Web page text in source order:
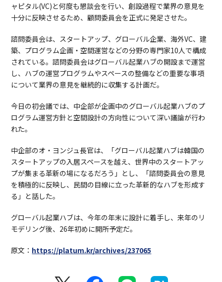
ャピタル(VC)と何度も懇談会を行い、創設過程で業界の意見を
十分に反映させるため、顧問委員会を正式に発足させた。
諮問委員会は、スタートアップ、グローバル企業、海外VC、建
築、プログラム企画・空間運営などの分野の専門家10人で構成
されている。諮問委員会はグローバル起業ハブの開設まで運営
し、ハブの運営プログラムやスペースの整備などの重要な事項
について業界の意見を継続的に収集する計画だ。
今日の初会議では、中企部が企画中のグローバル起業ハブのプ
ログラム運営方針と空間設計の方向性について深い議論が行わ
れた。
中企部のオ・ヨンジュ長官は、「グローバル起業ハブは韓国の
スタートアップの入居スペースを越え、世界中のスタートアッ
プが集まる革新の場になるだろう」とし、「諮問委員会の意見
を積極的に反映し、民間の目線に立った革新的なハブを形成す
る」と話した。
グローバル起業ハブは、今年の年末に設計に着手し、来年のリ
モデリング後、26年初めに開所予定だ。
原文： https://platum.kr/archives/237065